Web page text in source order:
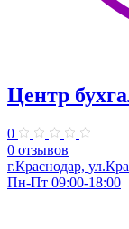
Центр
0
0 отзывов
г.Краснодар,
Пн-Пт 09:00-18:00